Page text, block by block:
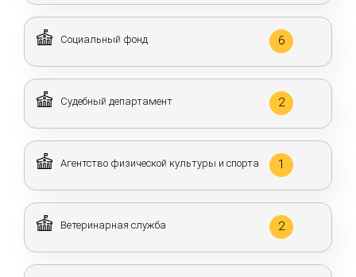
Социальный фонд 6
Судебный департамент 2
Агентство физической культуры и спорта 1
Ветеринарная служба 2